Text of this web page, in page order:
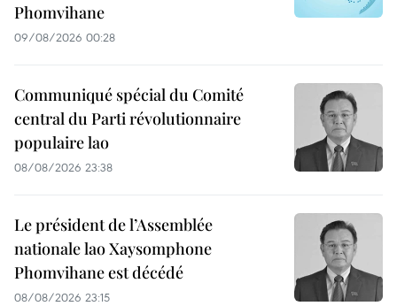
Phomvihane
09/08/2026 00:28
Communiqué spécial du Comité
central du Parti révolutionnaire
populaire lao
08/08/2026 23:38
Le président de l’Assemblée
nationale lao Xaysomphone
Phomvihane est décédé
08/08/2026 23:15